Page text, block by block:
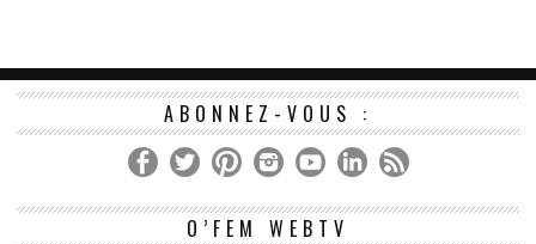
ABONNEZ-VOUS :
O’FEM WEBTV